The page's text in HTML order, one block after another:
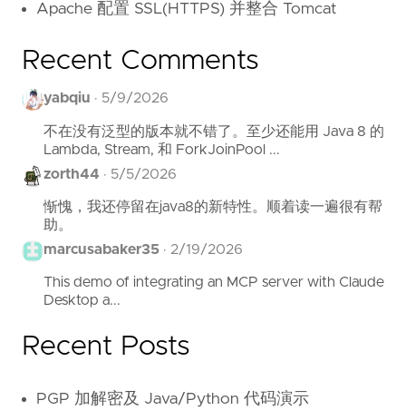
Apache 配置 SSL(HTTPS) 并整合 Tomcat
Recent Comments
yabqiu · 5/9/2026
不在没有泛型的版本就不错了。至少还能用 Java 8 的
Lambda, Stream, 和 ForkJoinPool ...
zorth44 · 5/5/2026
惭愧，我还停留在java8的新特性。顺着读一遍很有帮
助。
marcusabaker35 · 2/19/2026
This demo of integrating an MCP server with Claude
Desktop a...
Recent Posts
PGP 加解密及 Java/Python 代码演示